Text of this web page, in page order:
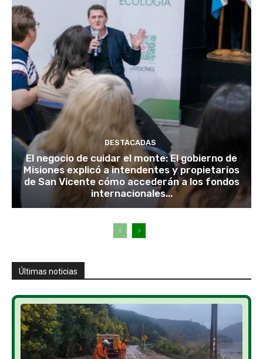
DESTACADAS
El negocio de cuidar el monte: El gobierno de
Misiones explicó a intendentes y propietarios
de San Vicente cómo accederán a los fondos
internacionales...
Últimas noticias